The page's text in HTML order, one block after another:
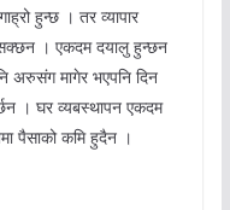
हुन्छ । तर व्यापार
। एकदम दयालु हुन्छन
अरुसंग मागेर भएपनि दिन
। घर व्यबस्थापन एकदम
पैसाको कमि हुदैन ।